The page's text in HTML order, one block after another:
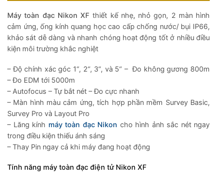
Máy toàn đạc Nikon XFthiết kế nhẹ, nhỏ gọn, 2 màn hình
cảm ứng, ống kính quang học cao cấp chống nước/ bụi IP66,
khảo sát dễ dàng và nhanh chóng hoạt động tốt ở nhiều điều
kiện môi trường khắc nghiệt
– Độ chính xác góc 1“, 2“, 3“, và 5“ – Đo không gương 800m
– Đo EDM tới 5000m
– Autofocus – Tự bắt nét – Đo cực nhanh
– Màn hình màu cảm ứng, tích hợp phần mềm Survey Basic,
Survey Pro và Layout Pro
– Lăng kính máy toàn đạc Nikon cho hình ảnh sắc nét ngay
trong điều kiện thiếu ánh sáng
– Thay Pin ngay cả khi máy đang hoạt động
Tính năng máy toàn đạc điện tử Nikon XF